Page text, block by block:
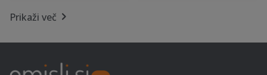
Kemična čistilnica,
Stenske obloge - Gornji-
Prikaži več